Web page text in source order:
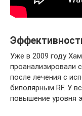
Уже в 2009 году
проанализировали
после лечения с
биполярным RF. У
повышение уровня